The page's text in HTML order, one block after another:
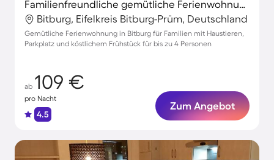
Familienfreundliche gemütliche Ferienwohnung mit Terrasse | Haustiere erlaubt
Bitburg, Eifelkreis Bitburg-Prüm, Deutschland
Gemütliche Ferienwohnung in Bitburg für Familien mit Haustieren,
Parkplatz und köstlichem Frühstück für bis zu 4 Personen
ab 109 €
pro Nacht
4.5
Zum Angebot